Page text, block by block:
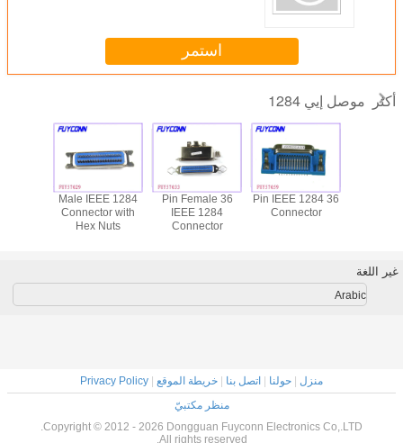
استمر
أكثر موصل إيي 1284
Male IEEE 1284
Connector with
Hex Nuts
36 Pin Female
IEEE 1284
Connector
36 Pin IEEE 1284
Connector
غير اللغة
Arabic
منزل | حولنا | اتصل بنا | خريطة الموقع |
Privacy Policy
منظر مكتبيّ
Copyright © 2012 - 2026 Dongguan Fuyconn Electronics Co,.LTD.
All rights reserved.